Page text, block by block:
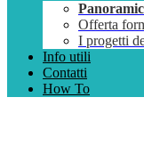
Offerta
I progetti
Info utili
Contatti
How To